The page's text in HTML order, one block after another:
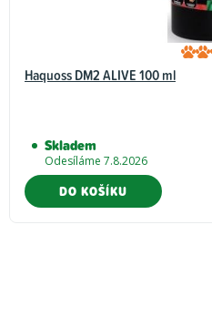
Haquoss DM2 ALIVE 100 ml
Skladem
Odesíláme 7.8.2026
DO KOŠÍKU